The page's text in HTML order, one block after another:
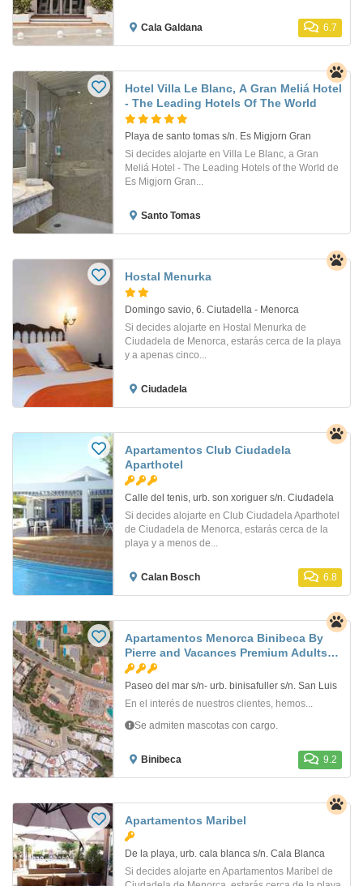
Cala Galdana 6.7
Hotel Villa Le Blanc, A Gran Meliá Hotel
- The Leading Hotels Of The World
Playa de santo tomas s/n. Es Migjorn Gran
Si decides alojarte en Villa Le Blanc, a Gran
Meliá Hotel - The Leading Hotels of the World de
Es Migjorn Gran...
Santo Tomas
Hostal Menurka
Domingo savio, 6. Ciutadella - Menorca
Si decides alojarte en Hostal Menurka de
Ciudadela de Menorca, estarás cerca de la playa
y a apenas cinco...
Ciudadela
Apartamentos Club Ciudadela
Aparthotel
Calle del tenis, urb. son xoriguer s/n. Ciudadela
Si decides alojarte en Club Ciudadela Aparthotel
de Ciudadela de Menorca, estarás cerca de la
playa y a menos de...
Calan Bosch 6.8
Apartamentos Menorca Binibeca By
Pierre and Vacances Premium Adults
Only
Paseo del mar s/n- urb. binisafuller s/n. San Luis
En el interés de nuestros clientes, hemos...
Se admiten mascotas con cargo.
Binibeca 9.2
Apartamentos Maribel
De la playa, urb. cala blanca s/n. Cala Blanca
Si decides alojarte en Apartamentos Maribel de